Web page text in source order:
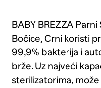
BABY BREZZA
Bočice, Crni koristi
99,9% bakterija i
brže. Uz najveći
sterilizatorima,